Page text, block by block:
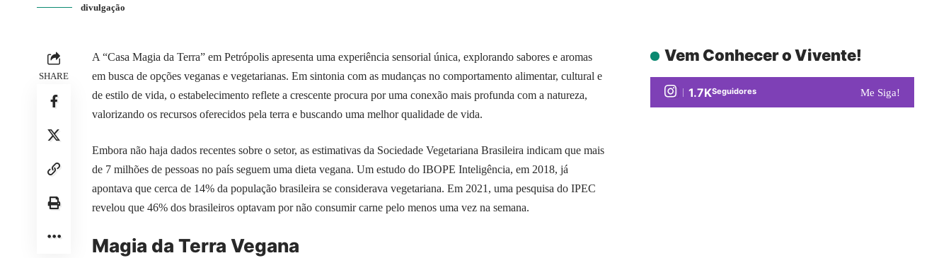
divulgação
SHARE
A “Casa Magia da Terra” em Petrópolis apresenta uma experiência sensorial única, explorando sabores e aromas
em busca de opções veganas e vegetarianas. Em sintonia com as mudanças no comportamento alimentar, cultural e
de estilo de vida, o estabelecimento reflete a crescente procura por uma conexão mais profunda com a natureza,
valorizando os recursos oferecidos pela terra e buscando uma melhor qualidade de vida.
Embora não haja dados recentes sobre o setor, as estimativas da Sociedade Vegetariana Brasileira indicam que mais
de 7 milhões de pessoas no país seguem uma dieta vegana. Um estudo do IBOPE Inteligência, em 2018, já
apontava que cerca de 14% da população brasileira se considerava vegetariana. Em 2021, uma pesquisa do IPEC
revelou que 46% dos brasileiros optavam por não consumir carne pelo menos uma vez na semana.
Magia da Terra Vegana
Vem Conhecer o Vivente!
1.7KSeguidores Me Siga!